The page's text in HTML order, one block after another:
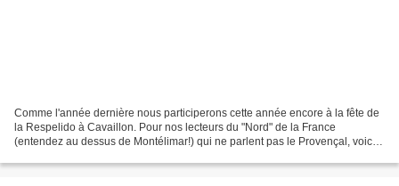
Comme l'année dernière nous participerons cette année encore à la fête de
la Respelido à Cavaillon. Pour nos lecteurs du "Nord" de la France
(entendez au dessus de Montélimar!) qui ne parlent pas le Provençal, voici